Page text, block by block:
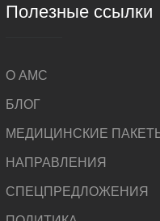
Полезные ссылки
О AMC
БЛОГ
МЕДИЦИНСКИЕ
НАПРАВЛЕНИЯ
СПЕЦПРЕДЛОЖЕНИЯ